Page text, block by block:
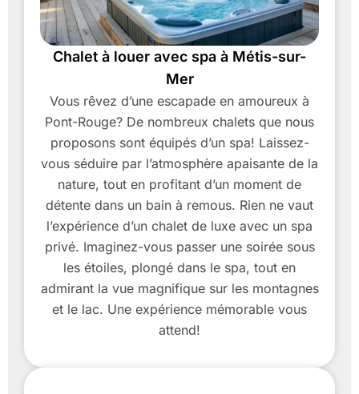
Chalet à louer avec spa à Métis-sur-
Mer
Vous rêvez d’une escapade en amoureux à
Pont-Rouge? De nombreux chalets que nous
proposons sont équipés d’un spa! Laissez-
vous séduire par l’atmosphère apaisante de la
nature, tout en profitant d’un moment de
détente dans un bain à remous. Rien ne vaut
l’expérience d’un chalet de luxe avec un spa
privé. Imaginez-vous passer une soirée sous
les étoiles, plongé dans le spa, tout en
admirant la vue magnifique sur les montagnes
et le lac. Une expérience mémorable vous
attend!